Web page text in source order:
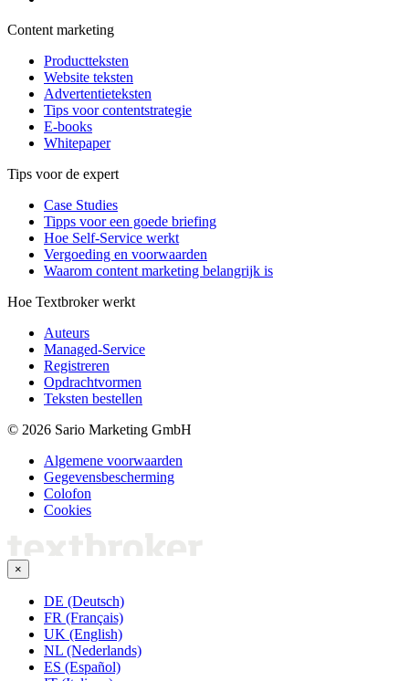
Content marketing
Productteksten
Website teksten
Advertentieteksten
Tips voor contentstrategie
E-books
Whitepaper
Tips voor de expert
Case Studies
Tipps voor een goede briefing
Hoe Self-Service werkt
Vergoeding en voorwaarden
Waarom content marketing belangrijk is
Hoe Textbroker werkt
Auteurs
Managed-Service
Registreren
Opdrachtvormen
Teksten bestellen
© 2026 Sario Marketing GmbH
Algemene voorwaarden
Gegevensbescherming
Colofon
Cookies
×
DE (Deutsch)
FR (Français)
UK (English)
NL (Nederlands)
ES (Español)